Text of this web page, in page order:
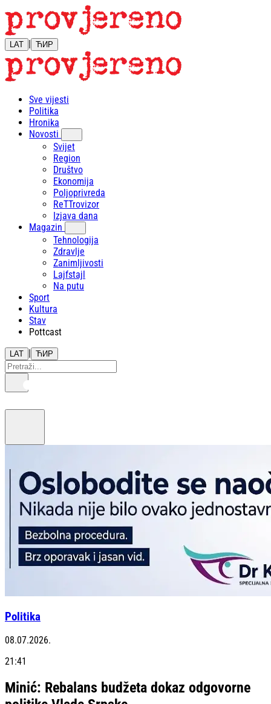
LAT | ЋИР
Sve vijesti
Politika
Hronika
Novosti
Svijet
Region
Društvo
Ekonomija
Poljoprivreda
ReTTrovizor
Izjava dana
Magazin
Tehnologija
Zdravlje
Zanimljivosti
Lajfstajl
Na putu
Sport
Kultura
Stav
Pottcast
LAT | ЋИР
Politika
08.07.2026.
21:41
Minić: Rebalans budžeta dokaz odgovorne